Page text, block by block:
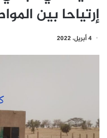
إرتياحا بين
4 أبريل، 2022